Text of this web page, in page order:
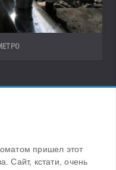
пришел этот
Сайт, кстати, очень